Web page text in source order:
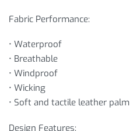
Fabric Performance:
• Waterproof
• Breathable
• Windproof
• Wicking
• Soft and tactile leather palm
Design Features: